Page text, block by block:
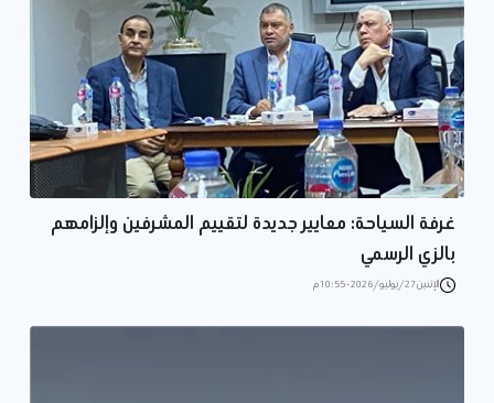
غرفة السياحة: معايير جديدة لتقييم المشرفين وإلزامهم
بالزي الرسمي
الإثنين 27/يوليو/2026 - 10:55 م